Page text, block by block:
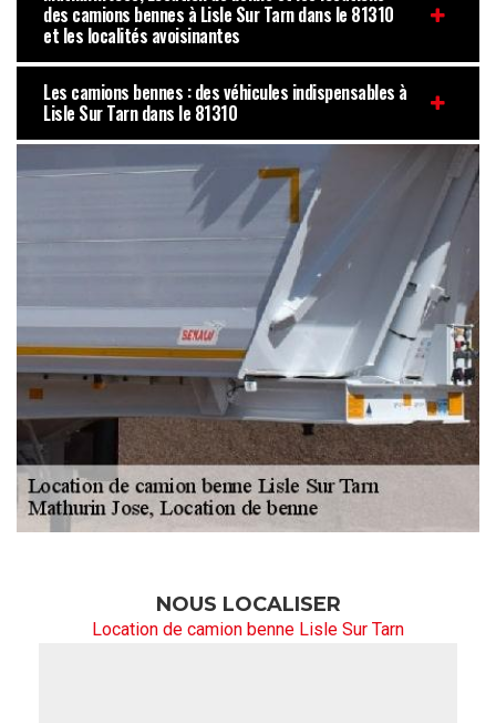
des camions bennes à Lisle Sur Tarn dans le 81310
et les localités avoisinantes
Les camions bennes : des véhicules indispensables à
Lisle Sur Tarn dans le 81310
NOUS LOCALISER
Location de camion benne Lisle Sur Tarn